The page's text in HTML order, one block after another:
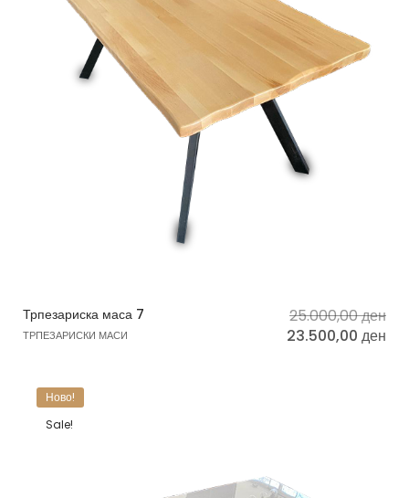
Трпезариска маса 7
ТРПЕЗАРИСКИ МАСИ
25.000,00ден
23.500,00 ден
Ново!
Sale!